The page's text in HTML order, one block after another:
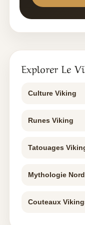
Explorer Le
Culture Viking
Runes Viking
Tatouages
Mythologie
Couteaux